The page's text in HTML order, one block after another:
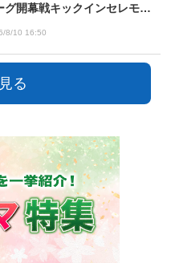
グ開幕戦キックインセレモニ
8/10 16:50
る